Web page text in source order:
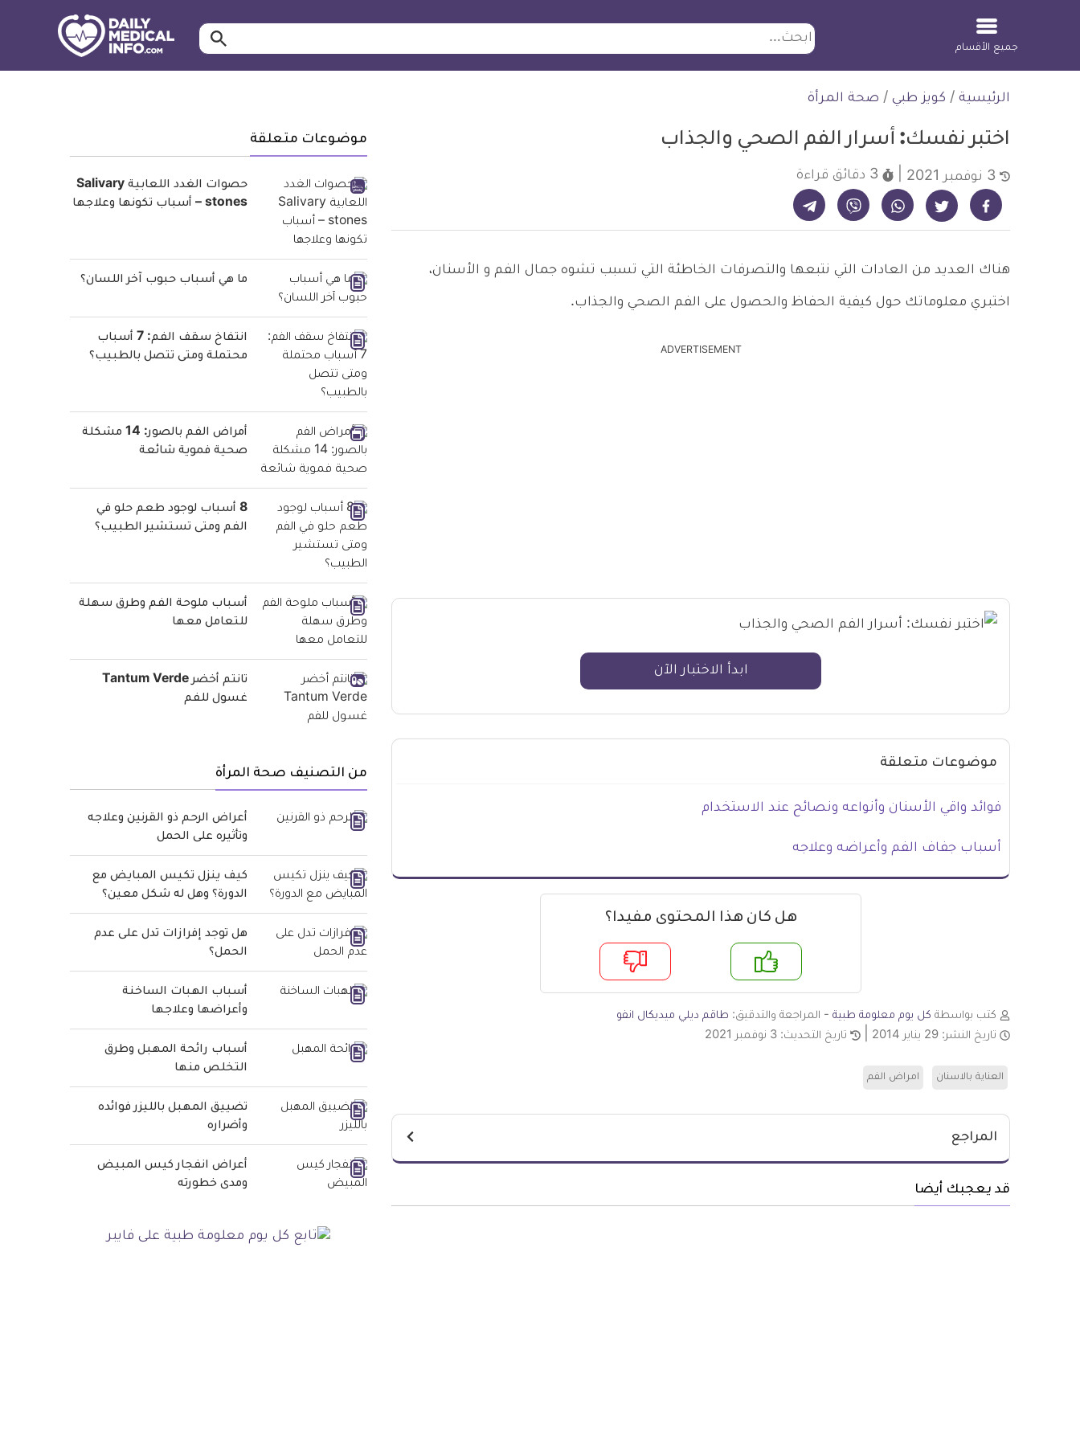
ابحث ابحث…
جميع الأقسام
الرئيسية / كويز طبي / صحة المرأة
اختبر نفسك: أسرار الفم الصحي والجذاب
3 دقائق قراءة
شارك على فيسبوك - ديلي ميديكال انفو شارك على تويتر - ديلي ميديكال انفو شارك على واتساب - ديلي ميديكال انفو شارك على فايبر - ديلي ميديكال انفو شارك على تيليجرام - ديلي ميديكال انفو
هناك العديد من العادات التي نتبعها والتصرفات الخاطئة التي تسبب تشوه جمال الفم و الأسنان،
اختبري معلوماتك حول كيفية الحفاظ والحصول على الفم الصحي والجذاب.
ADVERTISEMENT
ابدأ الاختبار الآن
موضوعات متعلقة
فوائد واقي الأسنان وأنواعه ونصائح عند الاستخدام
أسباب جفاف الفم وأعراضه وعلاجه
هل كان هذا المحتوى مفيدا؟
لا
كتب بواسطة كل يوم معلومة طبية - المراجعة والتدقيق: طاقم ديلي ميديكال انفو
تاريخ النشر: 29 يناير 2014 تاريخ التحديث: 3 نوفمبر 2021
العناية بالاسنان امراض الفم
المراجع
قد يعجبك أيضا
موضوعات متعلقة
حصوات الغدد اللعابية Salivary
stones – أسباب تكونها وعلاجها
ما هي أسباب حبوب آخر اللسان؟
انتفاخ سقف الفم: 7 أسباب
محتملة ومتى تتصل بالطبيب؟
أمراض الفم بالصور: 14 مشكلة
صحية فموية شائعة
8 أسباب لوجود طعم حلو في
الفم ومتى تستشير الطبيب؟
أسباب ملوحة الفم وطرق سهلة
للتعامل معها
تانتم أخضر Tantum Verde
غسول للفم
من التصنيف صحة المرأة
أعراض الرحم ذو القرنين وعلاجه
وتأثيره على الحمل
كيف ينزل تكيس المبايض مع
الدورة؟ وهل له شكل معين؟
هل توجد إفرازات تدل على عدم
الحمل؟
أسباب الهبات الساخنة
وأعراضها وعلاجها
أسباب رائحة المهبل وطرق
التخلص منها
تضييق المهبل بالليزر فوائده
وأضراره
أعراض انفجار كيس المبيض
ومدى خطورته